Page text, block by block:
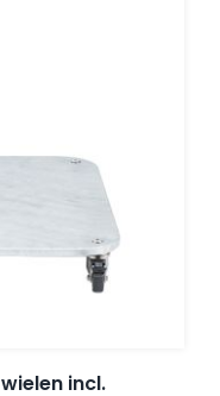
incl.